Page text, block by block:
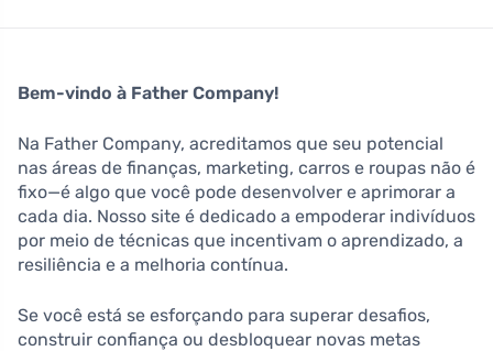
Bem-vindo à Father Company!
Na Father Company, acreditamos que seu potencial
nas áreas de finanças, marketing, carros e roupas não é
fixo—é algo que você pode desenvolver e aprimorar a
cada dia. Nosso site é dedicado a empoderar indivíduos
por meio de técnicas que incentivam o aprendizado, a
resiliência e a melhoria contínua.
Se você está se esforçando para superar desafios,
construir confiança ou desbloquear novas metas